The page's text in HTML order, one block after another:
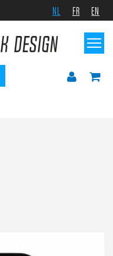
NL FR EN